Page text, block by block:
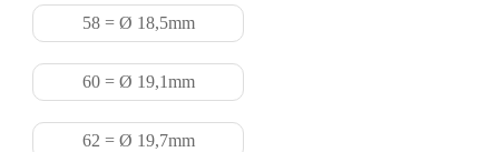
58 = Ø 18,5mm
60 = Ø 19,1mm
62 = Ø 19,7mm